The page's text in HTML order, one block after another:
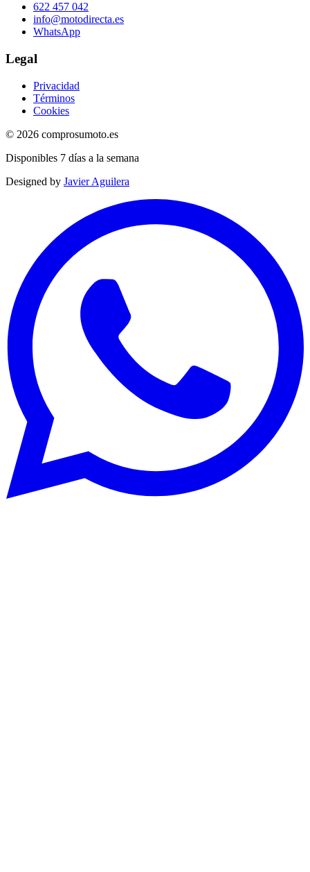
622 457 042
info@motodirecta.es
WhatsApp
Legal
Privacidad
Términos
Cookies
© 2026 comprosumoto.es
Disponibles 7 días a la semana
Designed by Javier Aguilera